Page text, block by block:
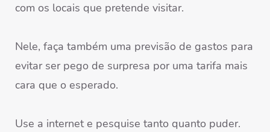
com os locais que pretende visitar.
Nele, faça também uma previsão de gastos para
evitar ser pego de surpresa por uma tarifa mais
cara que o esperado.
Use a internet e pesquise tanto quanto puder.